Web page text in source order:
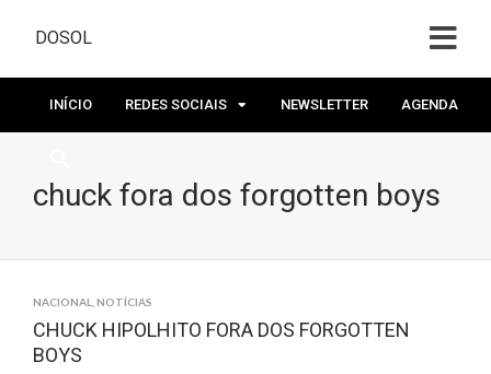
DOSOL
INÍCIO REDES SOCIAIS NEWSLETTER AGENDA
chuck fora dos forgotten boys
NACIONAL NOTÍCIAS
CHUCK HIPOLHITO FORA DOS FORGOTTEN
BOYS